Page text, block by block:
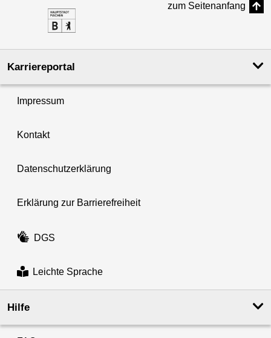
zum Seitenanfang
Karriereportal
Impressum
Kontakt
Datenschutzerklärung
Erklärung zur Barrierefreiheit
DGS
Leichte Sprache
Hilfe